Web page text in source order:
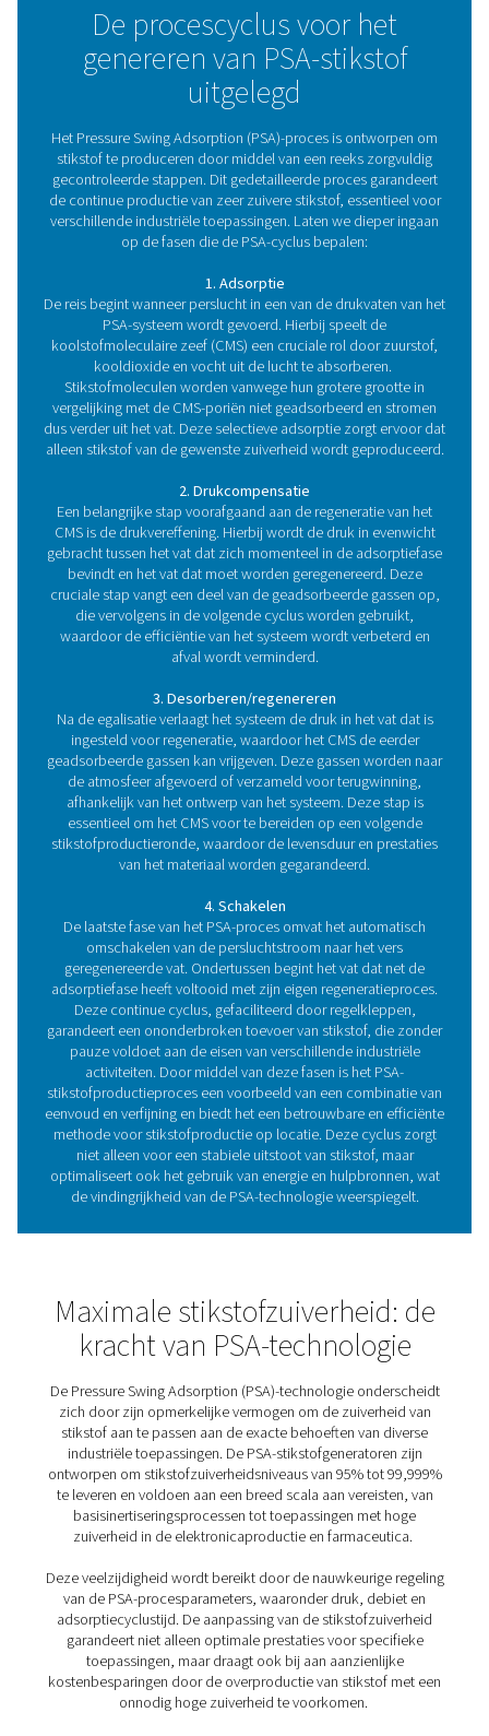
totale bedrijfskosten dalen.
5.Schaalbaarheid
PSA-systemen zijn flexibel en schaalbaar, waardoor ze
eenvoudig kunnen worden aangepast naarmate uw
stikstofbehoeften toenemen zonder uitgebreide
Hoe werkt een PSA-
stikstofgenerator?
In de volgende paragraaf gaan we dieper in op
werkingsprincipe van de PSA-stikstofgenerator.
De kerncomponenten van een PSA-
stikstofopwekkingssysteem
De kern van een PSA-stikstofopwekkingssysteem
geavanceerd en nauwkeurig afgesteld systeem dat is
om zeer zuiver stikstofgas direct ter plaatse te
Centraal in dit systeem staan twee belangrijke
in harmonie werken om stikstof te scheiden van
Bestanddelen:
1. Het hart van het systeem: koolstofmoleculaire
De koolstofmoleculaire zeef (CMS) is het centrale
het PSA-proces en fungeert als de selectieve barrière
onderscheidt van andere gassen. Dit zeer
koolstofmateriaal is uitstekend in het adsorberen van
koolstofdioxide en vocht uit perslucht, terwijl
ongehinderd kunnen passeren. De unieke
eigenschappen, waaronder de grootte en structuur
poriën, maken CMS uitzonderlijk efficiënt in het
stikstof tot de vereiste niveaus voor verschillende
toepassingen.
2. Continue productie garanderen: de dubbele
Om een constante toevoer van stikstof te realiseren,
PSA-systemen dubbele drukvaten, elk gevuld met
dubbele vatopstelling is cruciaal voor het handhaven
constante stikstofstroom. Omdat het ene vat
onzuiverheden opvangt in de adsorptiefase, geeft het
zorgen dat de productie niet wordt
Samen vormen de koolstofmoleculaire zeef en de
waardoor ze een betrouwbare en continue
hoogzuivere stikstof kunnen leveren om aan de
verschillende industrieën te voldoen.
De procescyclus voor
genereren van PSA-
uitgelegd